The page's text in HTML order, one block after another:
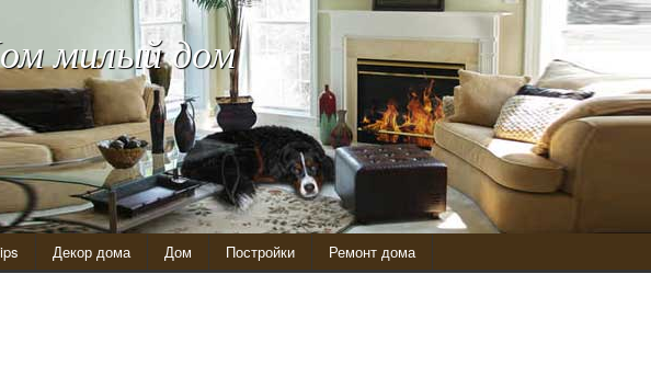
милый дом
Декор дома Дом Постройки Ремонт дома